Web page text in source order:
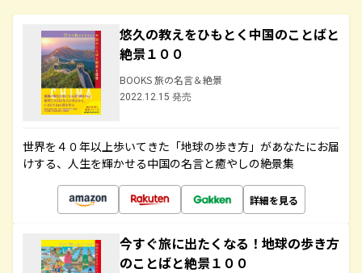
悠久の教えをひもとく中国のことばと
絶景１００
BOOKS 旅の名言＆絶景
2022.12.15 発売
世界を４０年以上歩いてきた「地球の歩き方」があなたにお届
けする、人生を輝かせる中国の名言と癒やしの絶景集
詳細を見る
今すぐ旅に出たくなる！地球の歩き方
のことばと絶景１００